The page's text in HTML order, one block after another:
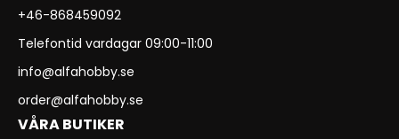
+46-868459092
Telefontid vardagar 09:00-11:00
info@alfahobby.se
order@alfahobby.se
VÅRA BUTIKER